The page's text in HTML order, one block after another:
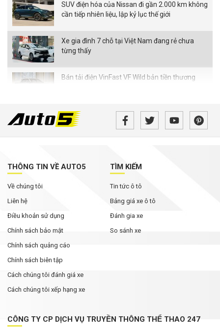
SUV điện hóa của Nissan đi gần 2.000 km không
cần tiếp nhiên liệu, lập kỷ lục thế giới
Xe gia đình 7 chỗ tại Việt Nam đang rẻ chưa
từng thấy
Bán tải điện VinFast VF Wild bản tiền thương
Không chỉ cạnh tranh bằng giá bán, các hãng ô
tô đua nhau nâng thời hạn bảo hành
bài đăng của Hoa hậu Mai Phương Thúy
Từ tháng 8/2026, loạt quy định mới về giao
thông người dân cần biết
THÔNG TIN VỀ AUTO5
Về chúng tôi
Liên hệ
Điều khoản sử dụng
Chính sách bảo mật
Chính sách quảng cáo
Chính sách biên tập
Cách chúng tôi đánh giá xe
Cách chúng tôi xếp hạng xe
TÌM KIẾM
Tin tức ô tô
Bảng giá xe ô tô
Đánh gia xe
So sánh xe
CÔNG TY CP DỊCH VỤ TRUYỀN THÔNG THỂ THAO 247